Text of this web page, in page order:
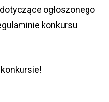
ogłoszonego
konkursu